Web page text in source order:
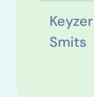
Smits